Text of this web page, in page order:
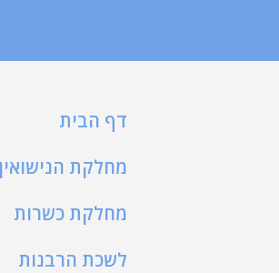
דף הבית
מחלקת הנישואין
מחלקת כשרות
לשכת הרבנות